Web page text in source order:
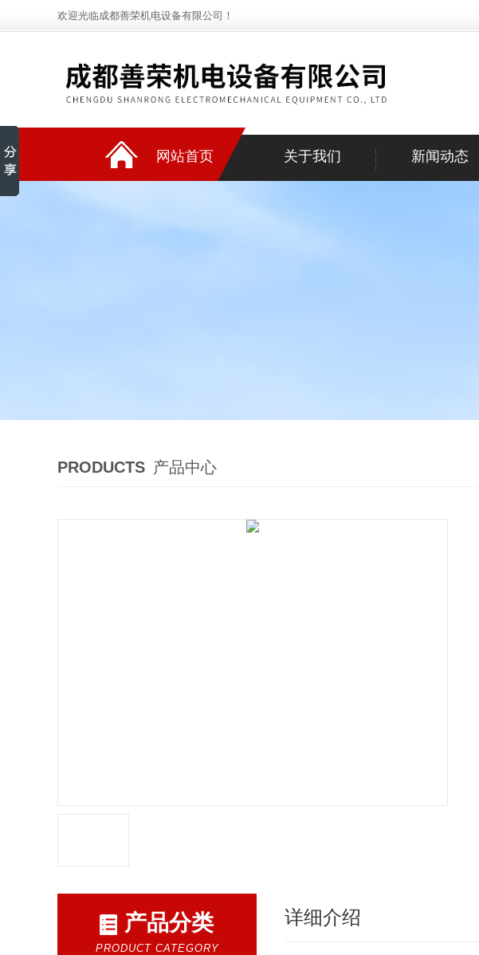
欢迎光临成都善荣机电设备有限公司！
网站首页 关于我们 新闻动态
PRODUCTS 产品中心
产品分类
PRODUCT CATEGORY
详细介绍